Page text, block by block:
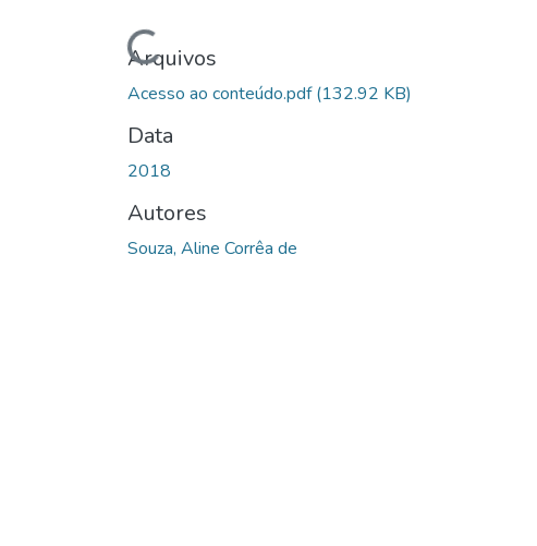
Carregando...
Arquivos
Acesso ao conteúdo.pdf(132.92 KB)
Data
2018
Autores
Souza, Aline Corrêa de